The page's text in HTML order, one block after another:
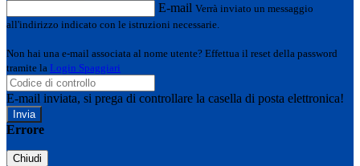
E-mail Verrà inviato un messaggio
all'indirizzo indicato con le istruzioni necessarie.
Non hai una e-mail associata al nome utente? Effettua il reset della password
tramite la Login Spaggiari
E-mail inviata, si prega di controllare la casella di posta elettronica!
Errore
Chiudi